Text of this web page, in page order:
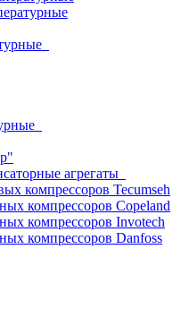
агрегаты
компрессоров Tecumseh
компрессоров Copeland
компрессоров Invotech
компрессоров Danfoss